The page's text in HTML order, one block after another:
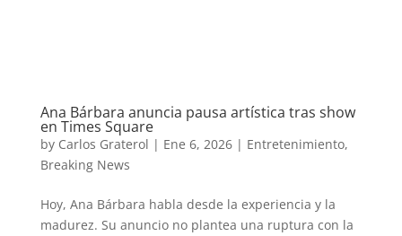
Ana Bárbara anuncia pausa artística tras show
en Times Square
by Carlos Graterol | Ene 6, 2026| Entretenimiento,
Breaking News
Hoy, Ana Bárbara habla desde la experiencia y la
madurez. Su anuncio no plantea una ruptura con la